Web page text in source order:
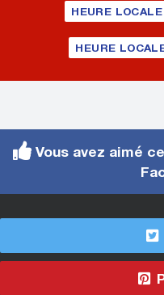
HEURE
HEURE
Vous avez aimé